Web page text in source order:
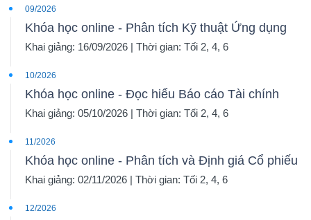
09/2026
Khóa học online - Phân tích Kỹ thuật Ứng dụng
Khai giảng: 16/09/2026 | Thời gian: Tối 2, 4, 6
10/2026
Khóa học online - Đọc hiểu Báo cáo Tài chính
Khai giảng: 05/10/2026 | Thời gian: Tối 2, 4, 6
11/2026
Khóa học online - Phân tích và Định giá Cổ phiếu
Khai giảng: 02/11/2026 | Thời gian: Tối 2, 4, 6
12/2026